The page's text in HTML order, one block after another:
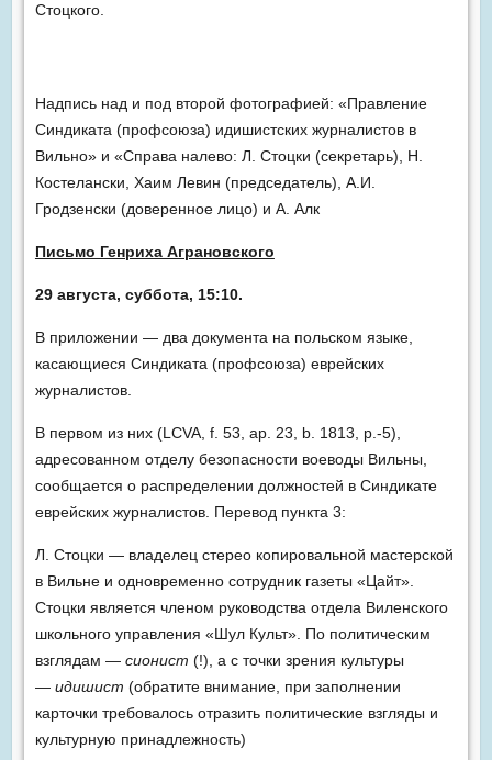
Стоцкого.
Надпись над и под второй фотографией: «Правление
Синдиката (профсоюза) идишистских журналистов в
Вильно» и «Справа налево: Л. Стоцки (секретарь), Н.
Костелански, Хаим Левин (председатель), А.И.
Гродзенски (доверенное лицо) и А. Алк
Письмо Генриха Аграновского
29 августа, суббота, 15:10.
В приложении — два документа на польском языке,
касающиеся Синдиката (профсоюза) еврейских
журналистов.
В первом из них (LCVA, f. 53, ap. 23, b. 1813, p.-5),
адресованном отделу безопасности воеводы Вильны,
сообщается о распределении должностей в Синдикате
еврейских журналистов. Перевод пункта 3:
Л. Стоцки — владелец стерео копировальной мастерской
в Вильне и одновременно сотрудник газеты «Цайт».
Стоцки является членом руководства отдела Виленского
школьного управления «Шул Культ». По политическим
взглядам — сионист (!), а с точки зрения культуры
— идишист (обратите внимание, при заполнении
карточки требовалось отразить политические взгляды и
культурную принадлежность)